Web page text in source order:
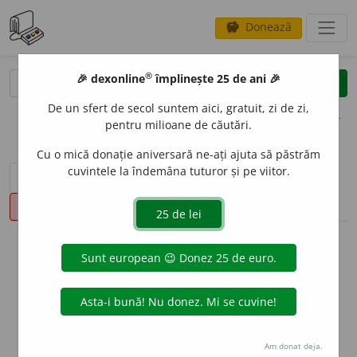
savings Donează
clear
opțiuni
sinteza definițiilor (1) definiții (13)
declinări
info
Aceste definiții sunt compilate de
echipa dexonline. Definițiile
originale se află pe filadefiniții.
Puteți reordona filele pe pagina de
🎉 dexonline® împlinește 25 de ani 🎉
De un sfert de secol suntem aici, gratuit, zi de zi,
pentru milioane de căutări.
Cu o mică donație aniversară ne-ați ajuta să păstrăm
cuvintele la îndemâna tuturor și pe viitor.
Am donat deja.